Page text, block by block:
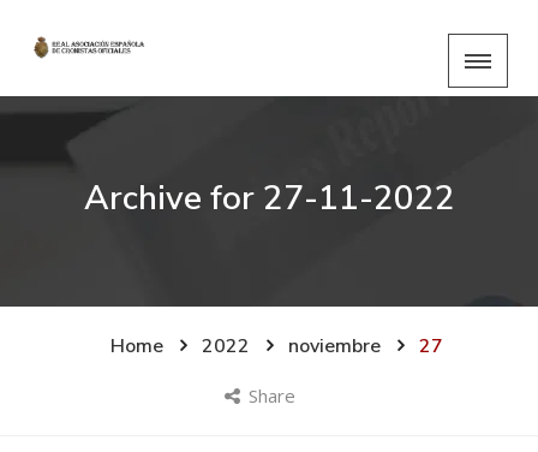
Archive for 27-11-2022
Home 2022 noviembre 27
Share